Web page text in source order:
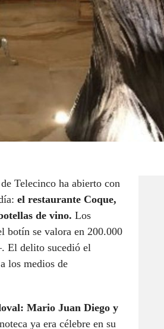
Telecinco ha abierto con
el restaurante Coque,
de vino. Los
botín se valora en 200.000
El delito sucedió el
los medios de
Mario Juan Diego y
ya era célebre en su